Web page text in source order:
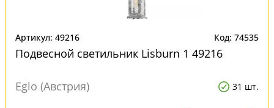
Артикул: 49216 Код: 74535
Подвесной светильник Lisburn 1 49216
Eglo (Австрия) 31 шт.